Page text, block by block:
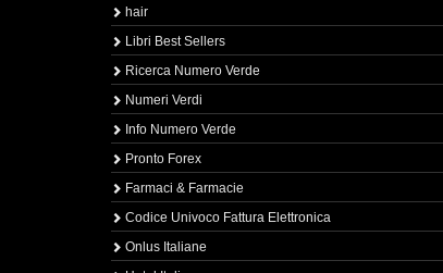
hair
Libri Best Sellers
Ricerca Numero Verde
Numeri Verdi
Info Numero Verde
Pronto Forex
Farmaci & Farmacie
Codice Univoco Fattura Elettronica
Onlus Italiane